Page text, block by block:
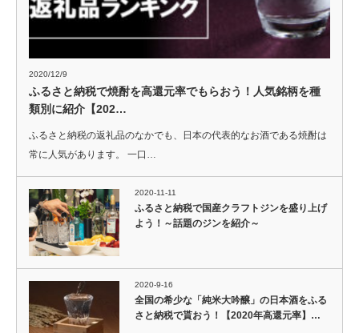
2020/12/9
ふるさと納税で焼酎を高還元率でもらおう！人気銘柄を種
類別に紹介【202…
ふるさと納税の返礼品のなかでも、日本の代表的なお酒である焼酎は
常に人気があります。 一口…
2020-11-11
ふるさと納税で国産クラフトジンを盛り上げ
よう！～話題のジンを紹介～
2020-9-16
全国の希少な「純米大吟醸」の日本酒をふる
さと納税で貰おう！【2020年高還元率】…